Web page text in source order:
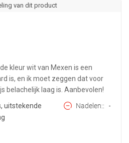
van dit product
kleur wit van Mexen is een
is, en ik moet zeggen dat voor
belachelijk laag is. Aanbevolen!
uitstekende
Nadelen: -